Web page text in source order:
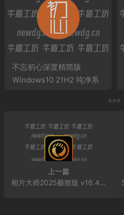
不忘初心深度精简版
Windows10 21H2 纯净系
上一篇
相片大师2025极致版 v16.4.1715.0 AI影像革命的“生产力神器” 已解锁